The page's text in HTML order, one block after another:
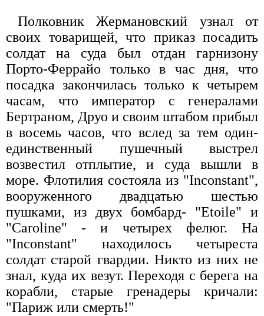
Полковник Жермановский узнал от
своих товарищей, что приказ посадить
солдат на суда был отдан гарнизону
Порто-Феррайо только в час дня, что
посадка закончилась только к четырем
часам, что император с генералами
Бертраном, Друо и своим штабом прибыл
в восемь часов, что вслед за тем один-
единственный пушечный выстрел
возвестил отплытие, и суда вышли в
море. Флотилия состояла из "Inconstant",
вооруженного двадцатью шестью
пушками, из двух бомбард- "Etoile" и
"Caroline" - и четырех фелюг. На
"Inconstant" находилось четыреста
солдат старой гвардии. Никто из них не
знал, куда их везут. Переходя с берега на
корабли, старые гренадеры кричали:
"Париж или смерть!"